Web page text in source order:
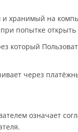
хранимый на
попытке
который
через
означает